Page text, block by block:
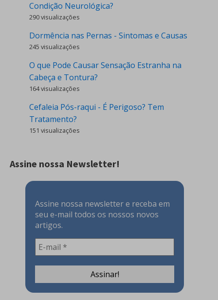
Condição Neurológica?
290 visualizações
Dormência nas Pernas - Sintomas e Causas
245 visualizações
O que Pode Causar Sensação Estranha na
Cabeça e Tontura?
164 visualizações
Cefaleia Pós-raqui - É Perigoso? Tem
Tratamento?
151 visualizações
Assine nossa Newsletter!
Assine nossa newsletter e receba em
seu e-mail todos os nossos novos
artigos.